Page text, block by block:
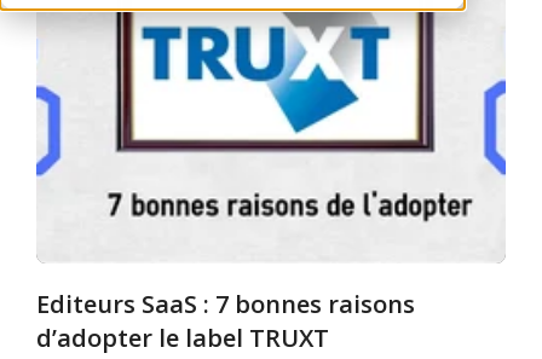
Editeurs SaaS : 7 bonnes raisons
d’adopter le label TRUXT